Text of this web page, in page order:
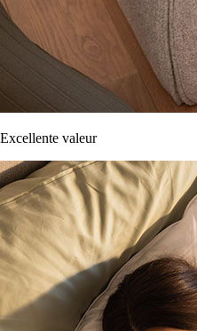
Excellente valeur